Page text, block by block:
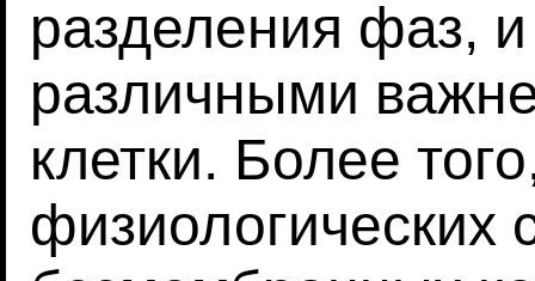
разделения фаз,
различными
клетки. Более
физиологических